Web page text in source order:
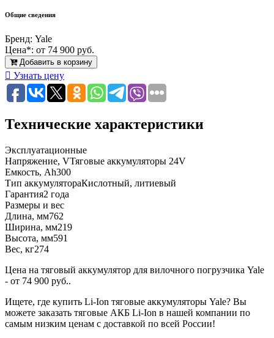
Общие сведения
Бренд: Yale
Цена*: от 74 900 руб.
Добавить в корзину
Узнать цену
Технические характеристики
Эксплуатационные
Напряжение, VТяговые аккумуляторы 24V
Емкость, Ah300
Тип аккумулятораКислотный, литиевый
Гарантия2 года
Размеры и вес
Длина, мм762
Ширина, мм219
Высота, мм591
Вес, кг274
Цена на тяговый аккумулятор для вилочного погрузчика Yale
- от 74 900 руб..
Ищете, где купить Li-Ion тяговые аккумуляторы Yale? Вы
можете заказать тяговые АКБ Li-Ion в нашей компании по
самым низким ценам с доставкой по всей России!